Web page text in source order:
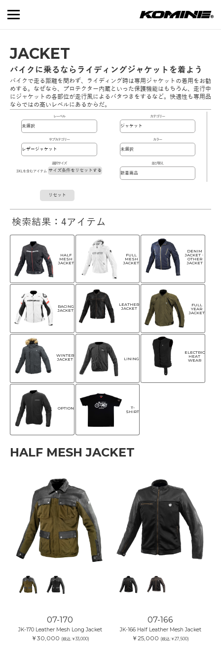
JACKET
バイクに乗るならライディングジャケットを着よう
バイクで走る距離を問わず、ライディング時は専用ジャケットの着用をお勧
めする。なぜなら、プロテクター内蔵といった保護機能はもちろん、走行中
にジャケットの各部位が走行風によるバタつきをするなど。快適性も専用品
ならではの高いレベルにあるからだ。
レーベル カテゴリー
サブカテゴリー カラー
選択サイズ
3XLを含むアイテム サイズ条件をリセットする
並び替え
リセット
検索結果：4アイテム
HALF
MESH
JACKET
FULL
MESH
JACKET
DENIM
JACKET・
OTHER
JACKET
RACING
JACKET
LEATHER
JACKET
FULL
YEAR
JACKET
WINTER
JACKET
LINING
ELECTRIC
HEAT
WEAR
OPTION
T-
SHIRT
HALF MESH JACKET
07-170
JK-170 Leather Mesh Long Jacket
￥30,000 (税込:￥33,000)
07-166
JK-166 Half Leather Mesh Jacket
￥25,000 (税込:￥27,500)